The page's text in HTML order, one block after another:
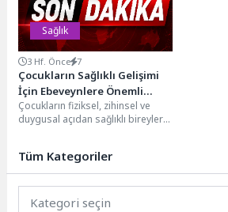
Sağlık
3 Hf. Önce 7
Çocukların Sağlıklı Gelişimi
İçin Ebeveynlere Önemli
Öneriler
Çocukların fiziksel, zihinsel ve
duygusal açıdan sağlıklı bireyler
Tüm Kategoriler